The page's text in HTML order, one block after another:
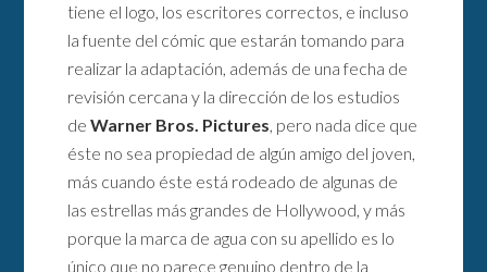
tiene el logo, los escritores correctos, e incluso
la fuente del cómic que estarán tomando para
realizar la adaptación, además de una fecha de
revisión cercana y la dirección de los estudios
deWarner Bros. Pictures, pero nada dice que
éste no sea propiedad de algún amigo del joven,
más cuando éste está rodeado de algunas de
las estrellas más grandes de Hollywood, y más
porque la marca de agua con su apellido es lo
único que no parece genuino dentro de la